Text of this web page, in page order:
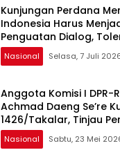
Kunjungan Perdana
Indonesia Harus
Penguatan Dialog,
Perlindungan Hak
Nasional Selasa, 7 Juli
Anggota Komisi I DPR-
Achmad Daeng Se’re
1426/Takalar, Tinjau
Serap Aspirasi Prajurit
Nasional Sabtu, 23 Mei